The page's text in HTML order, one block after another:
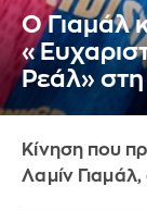
Ο Γιαμάλ
Ρεάλ»
Κίνηση που
Λαμίν